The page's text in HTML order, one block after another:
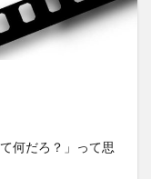
何だろ？」って思